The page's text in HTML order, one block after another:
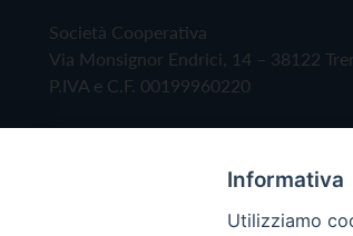
Società Cooperativa
Via Monsignor Endrici, 14 – 38122
P.IVA e C.F. 00199960220
Informativa
Utilizziamo